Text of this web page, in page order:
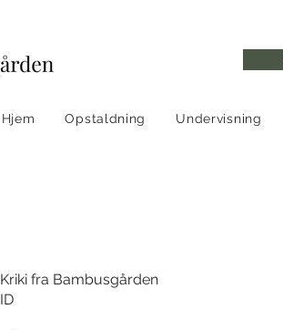
Hjem Opstaldning Undervisning
Kriki fra Bambusgården
ID